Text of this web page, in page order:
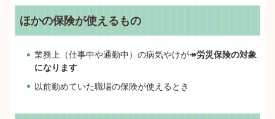
ほかの保険が使えるもの
業務上（仕事中や通勤中）の病気やけが↠労災保険の対象
になります
以前勤めていた職場の保険が使えるとき